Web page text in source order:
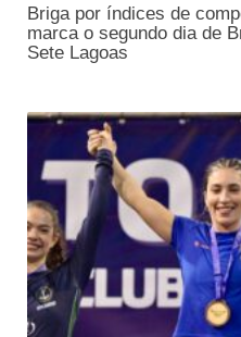
Briga por índices de
marca o segundo dia de
Sete Lagoas